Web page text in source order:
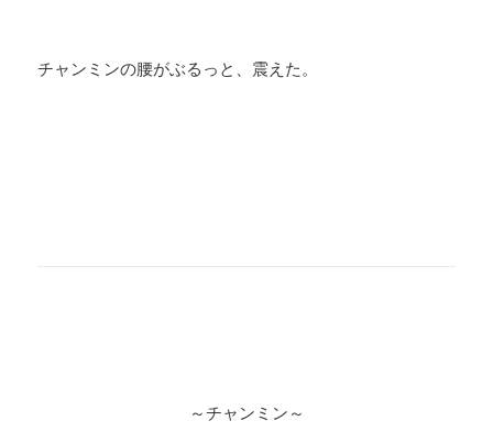
チャンミンの腰がぶるっと、震えた。
～チャンミン～